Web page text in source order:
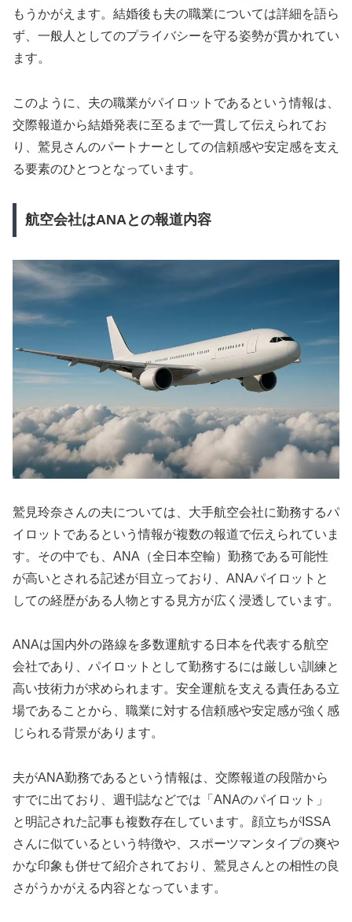
もうかがえます。結婚後も夫の職業については詳細を語ら
ず、一般人としてのプライバシーを守る姿勢が貫かれてい
ます。
このように、夫の職業がパイロットであるという情報は、
交際報道から結婚発表に至るまで一貫して伝えられてお
り、鷲見さんのパートナーとしての信頼感や安定感を支え
る要素のひとつとなっています。
航空会社はANAとの報道内容
鷲見玲奈さんの夫については、大手航空会社に勤務するパ
イロットであるという情報が複数の報道で伝えられていま
す。その中でも、ANA（全日本空輸）勤務である可能性
が高いとされる記述が目立っており、ANAパイロットと
しての経歴がある人物とする見方が広く浸透しています。
ANAは国内外の路線を多数運航する日本を代表する航空
会社であり、パイロットとして勤務するには厳しい訓練と
高い技術力が求められます。安全運航を支える責任ある立
場であることから、職業に対する信頼感や安定感が強く感
じられる背景があります。
夫がANA勤務であるという情報は、交際報道の段階から
すでに出ており、週刊誌などでは「ANAのパイロット」
と明記された記事も複数存在しています。顔立ちがISSA
さんに似ているという特徴や、スポーツマンタイプの爽や
かな印象も併せて紹介されており、鷲見さんとの相性の良
さがうかがえる内容となっています。